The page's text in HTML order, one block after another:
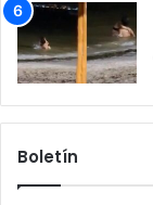
Boletín